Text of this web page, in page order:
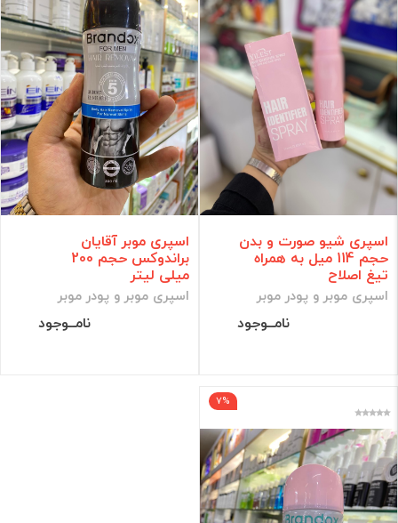
اسپری شیو صورت و بدن
حجم 114 میل به همراه
تیغ اصلاح
اسپری موبر و پودر موبر
نامــوجود
اسپری موبر آقایان
براندوکس حجم 200
میلی لیتر
اسپری موبر و پودر موبر
نامــوجود
7%